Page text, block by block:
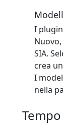
I
SIA.
crea
I
nella